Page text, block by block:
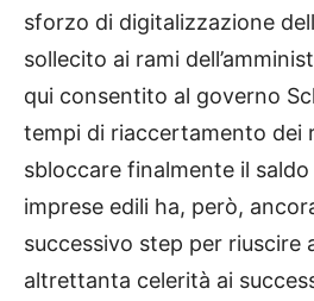
sforzo di digitalizzazione
sollecito ai rami
qui consentito al governo
tempi di riaccertamento dei
sbloccare finalmente il
imprese edili ha, però,
successivo step per riuscire
altrettanta celerità ai